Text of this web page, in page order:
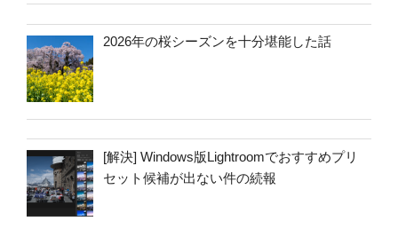
2026年の桜シーズンを十分堪能した話
[解決] Windows版Lightroomでおすすめプリ
セット候補が出ない件の続報